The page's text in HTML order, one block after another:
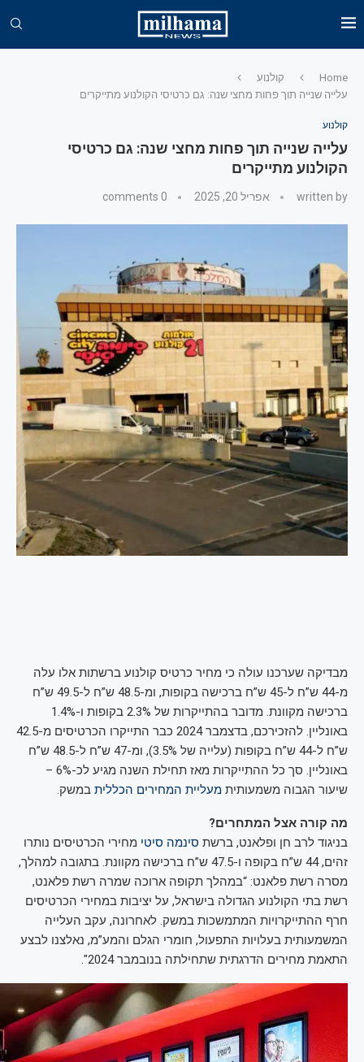
Home
קולנוע
עלייה שנייה תוך פחות מחצי שנה: גם כרטיסי הקולנוע מתייקרים
קולנוע
עלייה שנייה תוך פחות מחצי שנה: גם כרטיסי
הקולנוע מתייקרים
written by אפריל 20, 2025 0 comments
מבדיקה שערכנו עולה כי מחיר כרטיס קולנוע ברשתות אלו עלה
מ-44 ש”ח ל-45 ש”ח ברכישה בקופות, ומ-48.5 ש”ח ל-49.5 ש”ח
ברכישה מקוונת. מדובר בהתייקרות של 2.3% בקופות ו-1.4%
באונליין. להזכירכם, בדצמבר 2024 כבר התייקרו הכרטיסים מ-42.5
ש”ח ל-44 ש”ח בקופות (עלייה של 3.5%), ומ-47 ש”ח ל-48.5 ש”ח
באונליין. סך כל ההתייקרות מאז תחילת השנה מגיע לכ-6% –
שיעור הגבוה משמעותית מעליית המחירים הכללית במשק.
מה קורה אצל המתחרים?
בניגוד לרב חן ופלאנט, ברשת סינמה סיטי מחירי הכרטיסים נותרו
זהים, 44 ש”ח בקופה ו-47.5 ש”ח ברכישה מקוונת. בתגובה למהלך,
מסרה רשת פלאנט: “במהלך תקופה ארוכה שמרה רשת פלאנט,
רשת בתי הקולנוע הגדולה בישראל, על יציבות במחירי הכרטיסים
חרף ההתייקרויות המתמשכות במשק. לאחרונה, עקב העלייה
המשמעותית בעלויות התפעול, חומרי הגלם והמע”מ, נאלצנו לבצע
התאמת מחירים הדרגתית שתחילתה בנובמבר 2024".